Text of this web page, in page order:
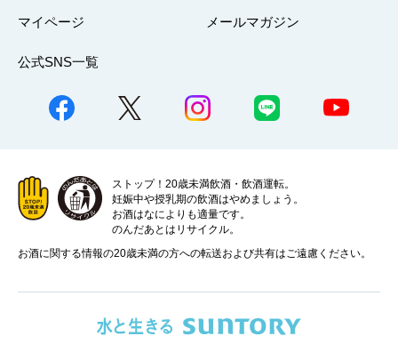
マイページ メールマガジン
公式SNS一覧
ストップ！20歳未満飲酒・飲酒運転。
妊娠中や授乳期の飲酒はやめましょう。
お酒はなによりも適量です。
のんだあとはリサイクル。
お酒に関する情報の20歳未満の方への転送および共有はご遠慮ください。